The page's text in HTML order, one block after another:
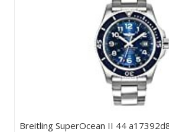
Breitling SuperOcean II 44